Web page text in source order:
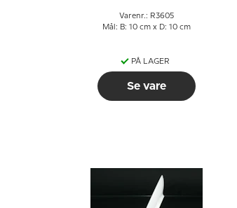
Varenr.: R3605
Mål: B: 10 cm x D: 10 cm
PÅ LAGER
Se vare